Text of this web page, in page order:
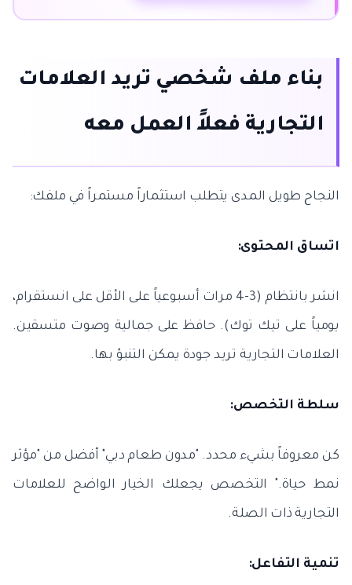
بناء ملف شخصي تريد العلامات
التجارية فعلاً العمل معه
النجاح طويل المدى يتطلب استثماراً مستمراً في ملفك:
اتساق المحتوى:
انشر بانتظام (3-4 مرات أسبوعياً على الأقل على انستقرام،
يومياً على تيك توك). حافظ على جمالية وصوت متسقين.
العلامات التجارية تريد جودة يمكن التنبؤ بها.
سلطة التخصص:
كن معروفاً بشيء محدد. "مدون طعام دبي" أفضل من "مؤثر
نمط حياة." التخصص يجعلك الخيار الواضح للعلامات
التجارية ذات الصلة.
تنمية التفاعل: